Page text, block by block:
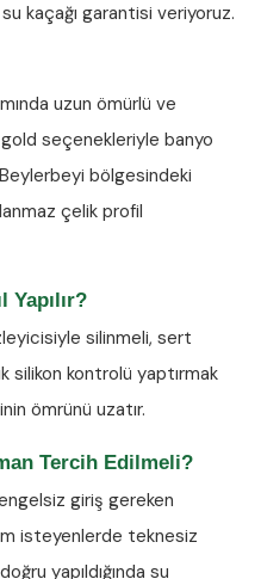
kaçağı garantisi veriyoruz.
uzun ömürlü ve
gold seçenekleriyle banyo
bölgesindeki
çelik profil
Yapılır?
silinmeli, sert
silikon kontrolü yaptırmak
ömrünü uzatır.
Tercih Edilmeli?
giriş gereken
isteyenlerde teknesiz
yapıldığında su